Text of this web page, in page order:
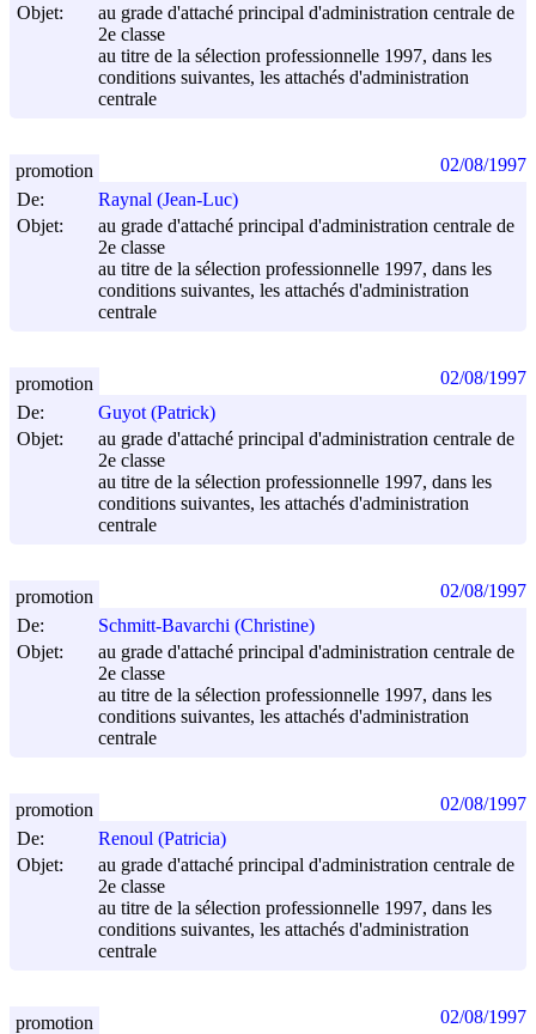
Objet:
au grade d'attaché principal d'administration centrale de
2e classe
au titre de la sélection professionnelle 1997, dans les
conditions suivantes, les attachés d'administration
centrale
De:
Raynal (Jean-Luc)
Objet:
au grade d'attaché principal d'administration centrale de
2e classe
au titre de la sélection professionnelle 1997, dans les
conditions suivantes, les attachés d'administration
centrale
promotion 02/08/1997
De:
Guyot (Patrick)
Objet:
au grade d'attaché principal d'administration centrale de
2e classe
au titre de la sélection professionnelle 1997, dans les
conditions suivantes, les attachés d'administration
centrale
promotion 02/08/1997
De:
Schmitt-Bavarchi (Christine)
Objet:
au grade d'attaché principal d'administration centrale de
2e classe
au titre de la sélection professionnelle 1997, dans les
conditions suivantes, les attachés d'administration
centrale
promotion 02/08/1997
De:
Renoul (Patricia)
Objet:
au grade d'attaché principal d'administration centrale de
2e classe
au titre de la sélection professionnelle 1997, dans les
conditions suivantes, les attachés d'administration
centrale
promotion 02/08/1997
promotion 02/08/1997